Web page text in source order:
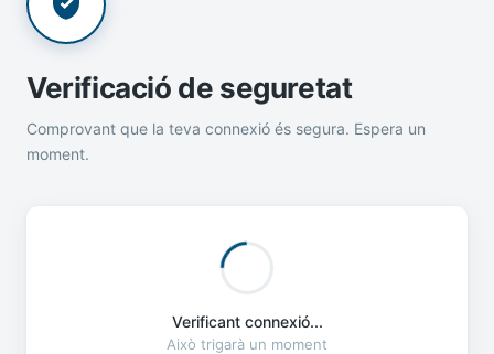
Verificació de seguretat
Comprovant que la teva connexió és segura. Espera un
moment.
Verificant connexió...
Això trigarà un moment